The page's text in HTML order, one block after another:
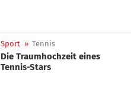
Sport » Tennis
Die Traumhochzeit eines
Tennis-Stars